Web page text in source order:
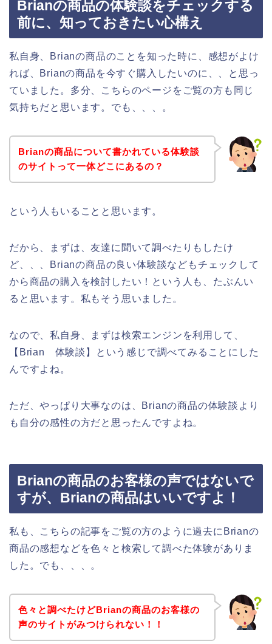
Brianの商品の体験談をチェックする
前に、知っておきたい心構え
私自身、Brianの商品のことを知った時に、感想がよけ
れば、Brianの商品を今すぐ購入したいのに、、と思っ
ていました。多分、こちらのページをご覧の方も同じ
気持ちだと思います。でも、、、。
Brianの商品について書かれている体験談
のサイトって一体どこにあるの？
という人もいることと思います。
だから、まずは、友達に聞いて調べたりもしたけ
ど、、、Brianの商品の良い体験談などもチェックして
から商品の購入を検討したい！という人も、たぶんい
ると思います。私もそう思いました。
なので、私自身、まずは検索エンジンを利用して、
【Brian 体験談】という感じで調べてみることにした
んですよね。
ただ、やっぱり大事なのは、Brianの商品の体験談より
も自分の感性の方だと思ったんですよね。
Brianの商品のお客様の声ではないで
すが、Brianの商品はいいですよ！
私も、こちらの記事をご覧の方のように過去にBrianの
商品の感想などを色々と検索して調べた体験がありま
した。でも、、、。
色々と調べたけどBrianの商品のお客様の
声のサイトがみつけられない！！